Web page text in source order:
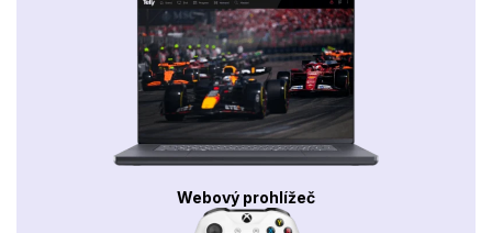
Webový prohlížeč